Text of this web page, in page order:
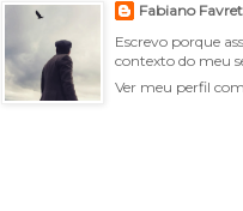
Fabiano
Escrevo porque
contexto do meu
Ver meu perfil